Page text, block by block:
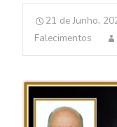
21 de Junho,
Falecimentos